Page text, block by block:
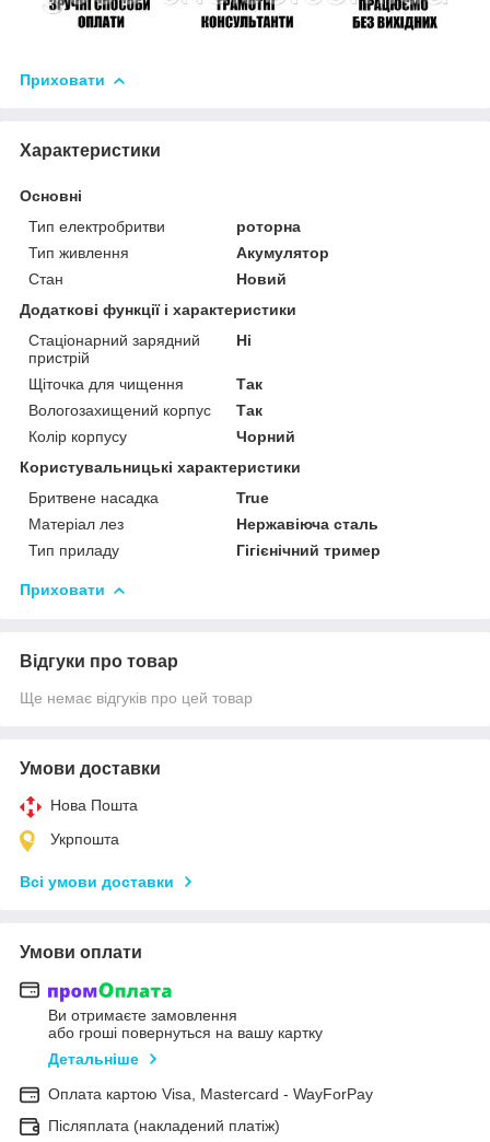
Приховати
Характеристики
Основні
Тип електробритви
роторна
Тип живлення
Акумулятор
Стан
Новий
Додаткові функції і характеристики
Стаціонарний зарядний
пристрій
Ні
Щіточка для чищення
Так
Вологозахищений корпус
Так
Колір корпусу
Чорний
Користувальницькі характеристики
Бритвене насадка
True
Матеріал лез
Нержавіюча сталь
Тип приладу
Гігієнічний тример
Приховати
Відгуки про товар
Ще немає відгуків про цей товар
Умови доставки
Нова Пошта
Укрпошта
Всі умови доставки
Умови оплати
Ви отримаєте замовлення
або гроші повернуться на вашу картку
Детальніше
Оплата картою Visa, Mastercard - WayForPay
Післяплата (накладений платіж)